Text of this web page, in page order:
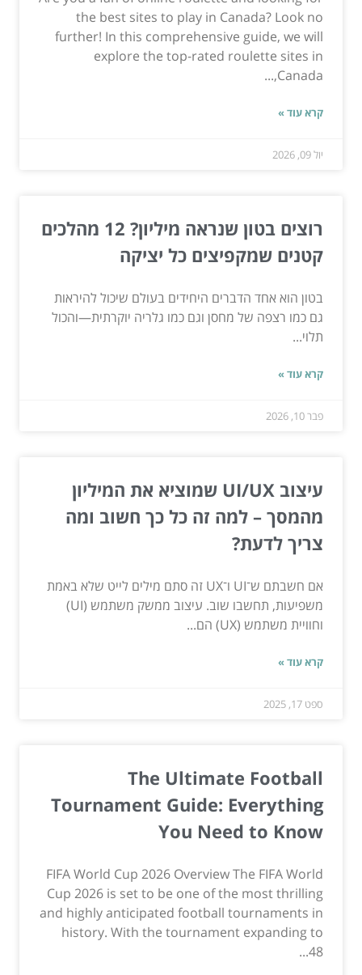
the best sites to play in Canada? Look no
further! In this comprehensive guide, we will
explore the top-rated roulette sites in
Canada,...
קרא עוד »
יול 09, 2026
רוצים בטון שנראה מיליון? 12 מהלכים
קטנים שמקפיצים כל יציקה
בטון הוא אחד הדברים היחידים בעולם שיכול להיראות
גם כמו רצפה של מחסן וגם כמו גלריה יוקרתית—והכול
תלוי...
קרא עוד »
פבר 10, 2026
עיצוב UI/UX שמוציא את המיליון
מהמסך – למה זה כל כך חשוב ומה
צריך לדעת?
אם חשבתם ש־UI ו־UX זה סתם מילים לייט שלא באמת
משפיעות, תחשבו שוב. עיצוב ממשק משתמש (UI)
וחוויית משתמש (UX) הם...
קרא עוד »
ספט 17, 2025
The Ultimate Football
Tournament Guide: Everything
You Need to Know
FIFA World Cup 2026 Overview The FIFA World
Cup 2026 is set to be one of the most thrilling
and highly anticipated football tournaments in
history. With the tournament expanding to
48...